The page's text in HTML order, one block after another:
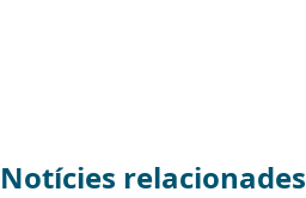
Notícies relacionades